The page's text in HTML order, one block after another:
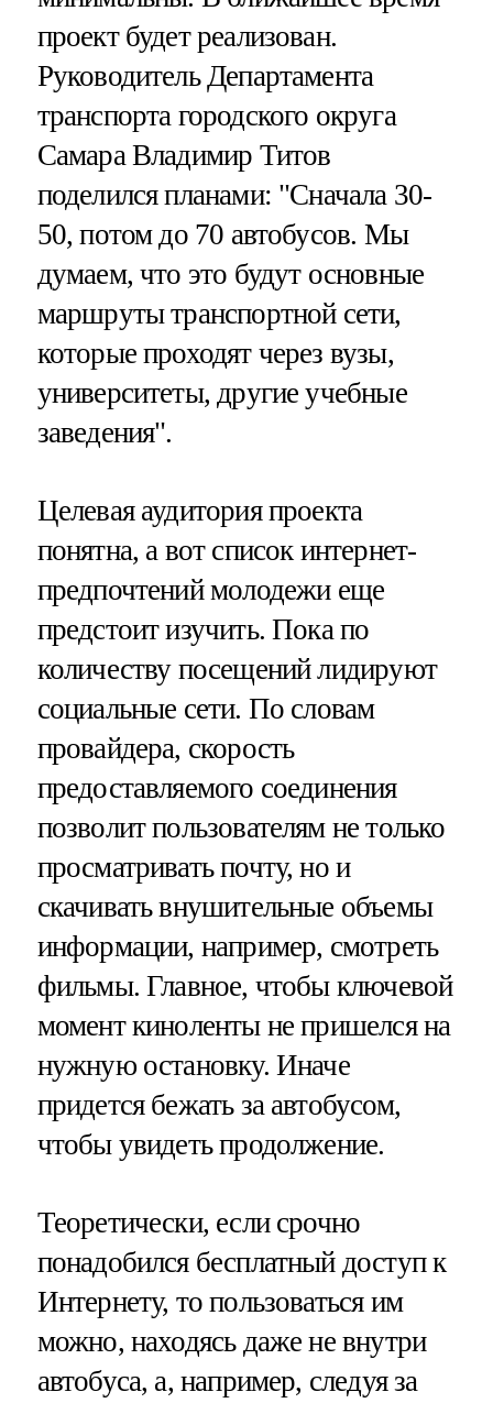
проект будет реализован.
Руководитель Департамента
транспорта городского округа
Самара Владимир Титов
поделился планами: "Сначала 30-
50, потом до 70 автобусов. Мы
думаем, что это будут основные
маршруты транспортной сети,
которые проходят через вузы,
университеты, другие учебные
заведения".
Целевая аудитория проекта
понятна, а вот список интернет-
предпочтений молодежи еще
предстоит изучить. Пока по
количеству посещений лидируют
социальные сети. По словам
провайдера, скорость
предоставляемого соединения
позволит пользователям не только
просматривать почту, но и
скачивать внушительные объемы
информации, например, смотреть
фильмы. Главное, чтобы ключевой
момент киноленты не пришелся на
нужную остановку. Иначе
придется бежать за автобусом,
чтобы увидеть продолжение.
Теоретически, если срочно
понадобился бесплатный доступ к
Интернету, то пользоваться им
можно, находясь даже не внутри
автобуса, а, например, следуя за